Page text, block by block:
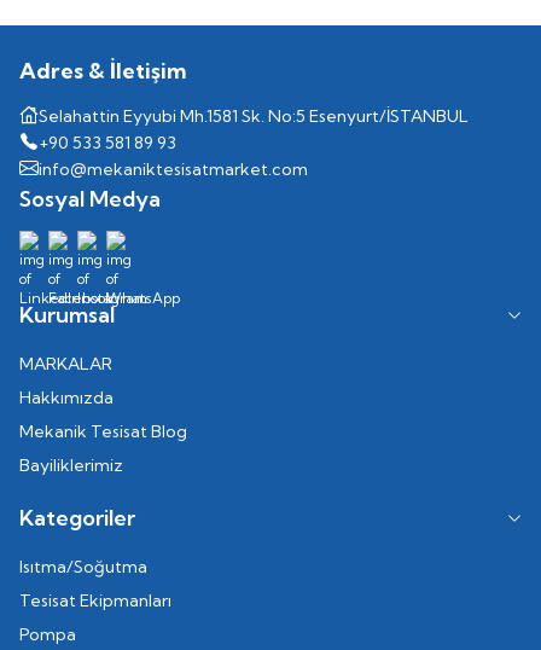
Adres & İletişim
Selahattin Eyyubi Mh.1581 Sk. No:5 Esenyurt/İSTANBUL
+90 533 581 89 93
info@mekaniktesisatmarket.com
Sosyal Medya
Kurumsal
MARKALAR
Hakkımızda
Mekanik Tesisat Blog
Bayiliklerimiz
Kategoriler
Isıtma/Soğutma
Tesisat Ekipmanları
Pompa